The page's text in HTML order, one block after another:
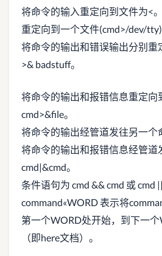
将命令的输入重定向到文件为<
重定向到一个文件(cmd>/dev/
将命令的输出和错误输出分别重
>& badstuff。
将命令的输出和报错信息重定向
cmd>&file。
将命令的输出经管道发往另一个
将命令的输出和报错信息经管道
cmd|&cmd。
条件语句为 cmd && cmd 或 cmd ||
command«WORD 表示将
第一个WORD处开始，到下一
（即here文档）。